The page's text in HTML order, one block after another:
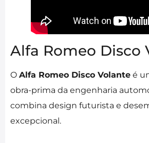
Alfa Romeo Disco
O Alfa Romeo Disco Volante é
obra-prima da engenharia
combina design futurista e
excepcional.